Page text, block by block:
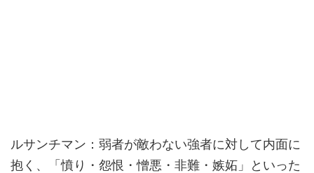
ルサンチマン：弱者が敵わない強者に対して内面に
抱く、「憤り・怨恨・憎悪・非難・嫉妬」といった